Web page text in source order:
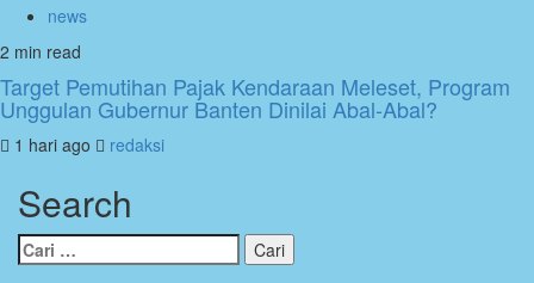
news
2 min read
Target Pemutihan Pajak Kendaraan Meleset, Program
Unggulan Gubernur Banten Dinilai Abal-Abal?
1 hari ago redaksi
Search
Cari
untuk: